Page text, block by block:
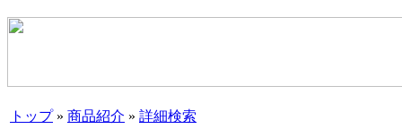
トップ» 商品紹介 » 詳細検索